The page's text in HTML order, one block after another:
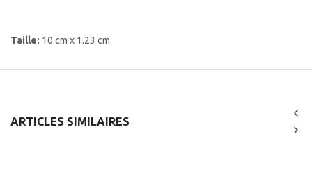
Taille: 10 cm x 1.23 cm
ARTICLES SIMILAIRES